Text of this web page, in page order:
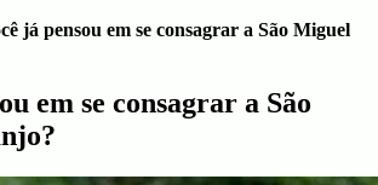
já pensou em se consagrar a São Miguel
em se consagrar a São